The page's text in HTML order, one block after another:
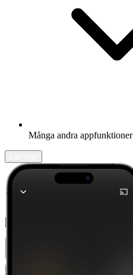
Många andra appfunktioner